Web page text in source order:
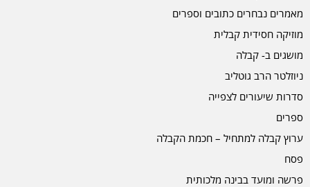
מאמרים נבחרים כתובים וספרים
מוזיקה חסידית קבלית
מושגים ב- קבלה
ניוזלטר הרב גוטליב
סדרות שיעורים לצפייה
ספרים
ערוץ קבלה למתחיל – חכמת הקבלה
פסח
פרשה ומועד בבינה מלכותית